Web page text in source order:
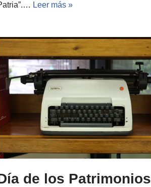
Leer más »
de los Patrimonios